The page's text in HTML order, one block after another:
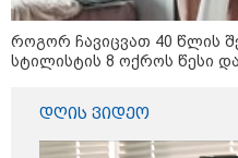
როგორ ჩავიცვათ 40 წლის
სტილისტის 8 ოქროს წესი
დღის ვიდეო